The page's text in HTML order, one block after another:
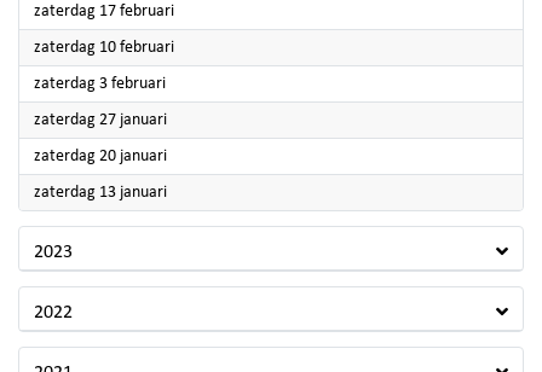
zaterdag 17 februari2024
zaterdag 10 februari2024
zaterdag 3 februari2024
zaterdag 27 januari2024
zaterdag 20 januari2024
zaterdag 13 januari2024
2023
2022